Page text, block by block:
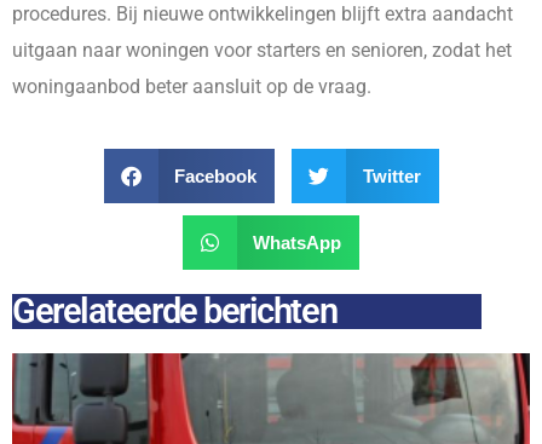
procedures. Bij nieuwe ontwikkelingen blijft extra aandacht
uitgaan naar woningen voor starters en senioren, zodat het
woningaanbod beter aansluit op de vraag.
Facebook Twitter
WhatsApp
Gerelateerde berichten